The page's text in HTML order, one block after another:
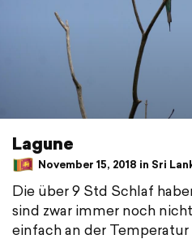
Lagune
November 15, 2018 in Sri
Die über 9 Std Schlaf
sind zwar immer noch
einfach an der Temperatur